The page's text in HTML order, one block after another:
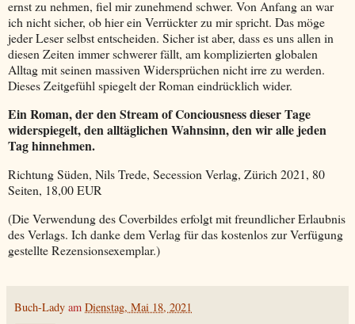
ernst zu nehmen, fiel mir zunehmend schwer. Von Anfang an war
ich nicht sicher, ob hier ein Verrückter zu mir spricht. Das möge
jeder Leser selbst entscheiden. Sicher ist aber, dass es uns allen in
diesen Zeiten immer schwerer fällt, am komplizierten globalen
Alltag mit seinen massiven Widersprüchen nicht irre zu werden.
Dieses Zeitgefühl spiegelt der Roman eindrücklich wider.
Ein Roman, der den Stream of Conciousness dieser Tage
widerspiegelt, den alltäglichen Wahnsinn, den wir alle jeden
Tag hinnehmen.
Richtung Süden, Nils Trede, Secession Verlag, Zürich 2021, 80
Seiten, 18,00 EUR
(Die Verwendung des Coverbildes erfolgt mit freundlicher Erlaubnis
des Verlags. Ich danke dem Verlag für das kostenlos zur Verfügung
gestellte Rezensionsexemplar.)
Buch-Lady am Dienstag, Mai 18, 2021